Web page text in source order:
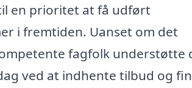
en prioritet at få udført
i fremtiden. Uanset om det
fagfolk understøtte
ved at indhente tilbud og